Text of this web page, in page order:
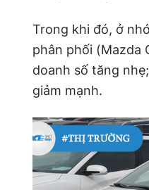
Trong khi đó, ở
phân phối (Mazda
doanh số tăng
giảm mạnh.